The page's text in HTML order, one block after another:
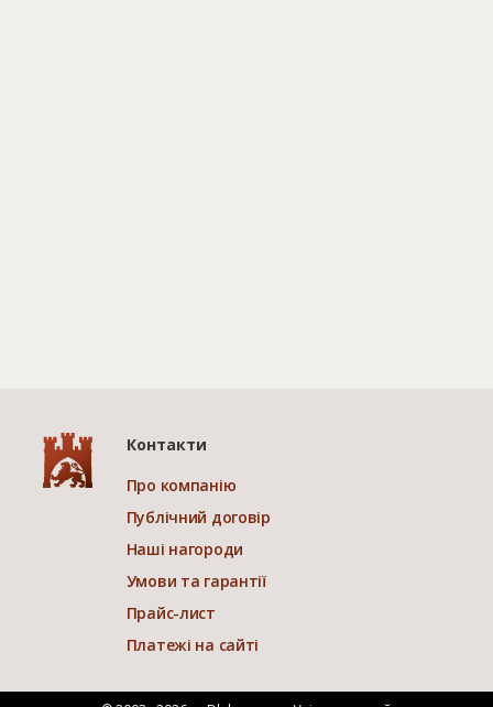
Контакти
Про компанію
Публічний договір
Наші нагороди
Умови та гарантії
Прайс-лист
Платежі на сайті